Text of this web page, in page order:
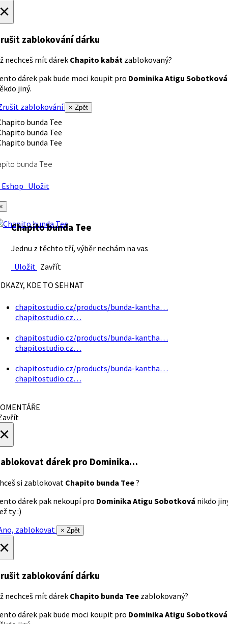
zablokování dárku
nechceš mít dárek Chapito kabát zablokovaný?
dárek pak bude moci koupit pro Dominika Atigu Sobotková
jiný.
zablokování
× Zpět
bunda Tee
Uložit
Chapito bunda Tee
Jednu z těchto tří, výběr nechám na vas
Uložit Zavřít
KDE TO SEHNAT
chapitostudio.cz/products/bunda-kantha…
chapitostudio.cz…
chapitostudio.cz/products/bunda-kantha…
chapitostudio.cz…
chapitostudio.cz/products/bunda-kantha…
chapitostudio.cz…
dárek pro Dominika…
si zablokovat Chapito bunda Tee?
dárek pak nekoupí pro Dominika Atigu Sobotková nikdo
ty :)
zablokovat
× Zpět
zablokování dárku
nechceš mít dárek Chapito bunda Tee zablokovaný?
dárek pak bude moci koupit pro Dominika Atigu Sobotková